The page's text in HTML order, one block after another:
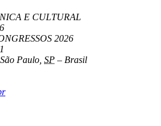
E CULTURAL
2026
São Paulo SP – Brasil